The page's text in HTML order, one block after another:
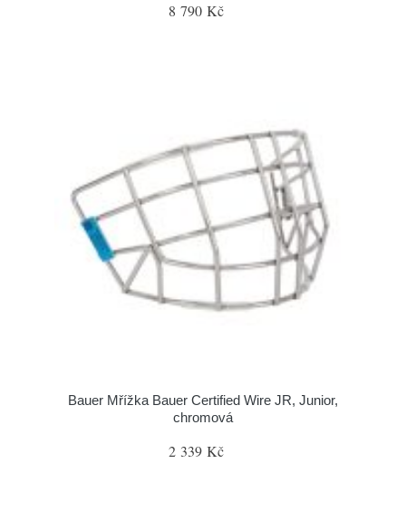
8 790 Kč
Bauer Mřížka Bauer Certified Wire JR, Junior,
chromová
2 339 Kč